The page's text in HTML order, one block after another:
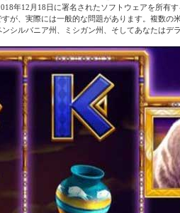
年12月18日に署名されたソフトウェアを所有
すが、実際には一般的な問題があります。複数の
シルバニア州、ミシガン州、そしてあなたはデ